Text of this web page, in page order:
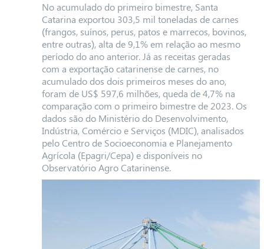
No acumulado do primeiro bimestre, Santa
Catarina exportou 303,5 mil toneladas de carnes
(frangos, suínos, perus, patos e marrecos, bovinos,
entre outras), alta de 9,1% em relação ao mesmo
período do ano anterior. Já as receitas geradas
com a exportação catarinense de carnes, no
acumulado dos dois primeiros meses do ano,
foram de US$ 597,6 milhões, queda de 4,7% na
comparação com o primeiro bimestre de 2023. Os
dados são do Ministério do Desenvolvimento,
Indústria, Comércio e Serviços (MDIC), analisados
pelo Centro de Socioeconomia e Planejamento
Agrícola (Epagri/Cepa) e disponíveis no
Observatório Agro Catarinense.